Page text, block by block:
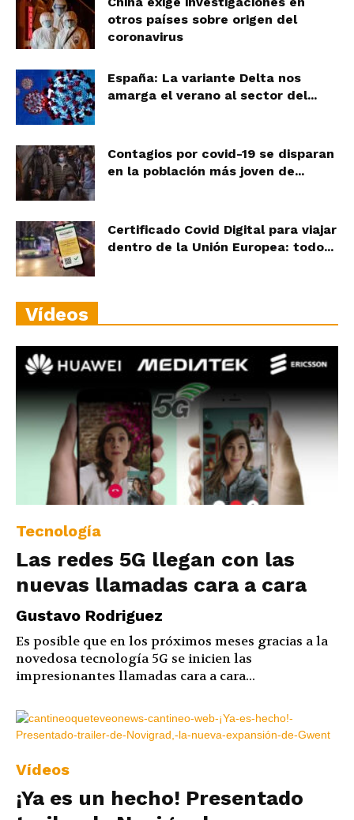
otros países sobre origen del
coronavirus
España: La variante Delta nos
amarga el verano al sector del...
Contagios por covid-19 se disparan
en la población más joven de...
Certificado Covid Digital para viajar
dentro de la Unión Europea: todo...
Vídeos
Tecnología
Las redes 5G llegan con las
nuevas llamadas cara a cara
Gustavo Rodriguez
Es posible que en los próximos meses gracias a la
novedosa tecnología 5G se inicien las
impresionantes llamadas cara a cara...
Vídeos
¡Ya es un hecho! Presentado